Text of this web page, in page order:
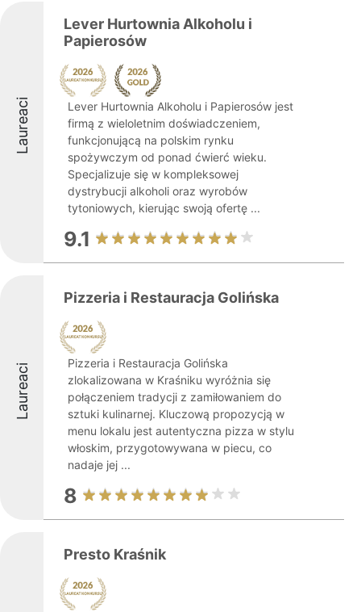
Laureaci
Lever Hurtownia Alkoholu i
Papierosów
Lever Hurtownia Alkoholu i Papierosów jest
firmą z wieloletnim doświadczeniem,
funkcjonującą na polskim rynku
spożywczym od ponad ćwierć wieku.
Specjalizuje się w kompleksowej
dystrybucji alkoholi oraz wyrobów
tytoniowych, kierując swoją ofertę ...
9.1
Laureaci
Pizzeria i Restauracja Golińska
Pizzeria i Restauracja Golińska
zlokalizowana w Kraśniku wyróżnia się
połączeniem tradycji z zamiłowaniem do
sztuki kulinarnej. Kluczową propozycją w
menu lokalu jest autentyczna pizza w stylu
włoskim, przygotowywana w piecu, co
nadaje jej ...
8
Presto Kraśnik